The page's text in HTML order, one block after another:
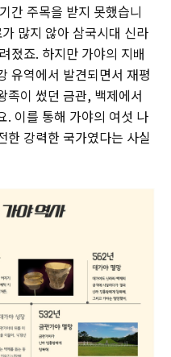
간 주목을 받지 못했습니
많지 않아 삼국시대 신라
졌죠. 하지만 가야의 지배
유역에서 발견되면서 재평
족이 썼던 금관, 백제에서
. 이를 통해 가야의 여섯 나
한 강력한 국가였다는 사실